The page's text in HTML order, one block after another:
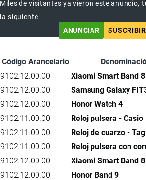
Miles de visitantes ya vieron este anuncio,
la siguiente
ANUNCIAR
Código Arancelario
9102.12.00.00
Xiaomi Smart Band 8
9102.12.00.00
Samsung Galaxy
9102.12.00.00
Honor Watch 4
9102.11.00.00
Reloj pulsera - Casio
9102.11.00.00
Reloj de cuarzo -
9102.11.00.00
Reloj pulsera con
9102.12.00.00
Xiaomi Smart Band 8
9102.12.00.00
Honor Band 9